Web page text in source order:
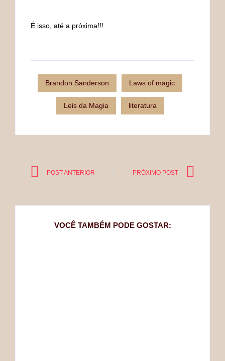
É isso, até a próxima!!!
Brandon Sanderson Laws of magic
Leis da Magia literatura
POST ANTERIOR PRÓXIMO POST
VOCÊ TAMBÉM PODE GOSTAR: